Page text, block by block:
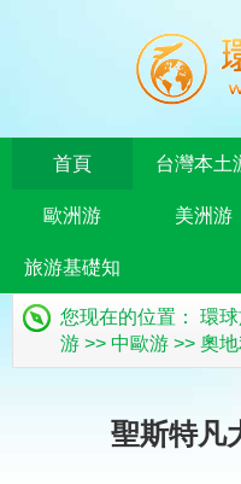
首頁 台灣本土
歐洲游 美洲游
旅游基礎知
識
您现在的位置： 環
游 >> 中歐游 >> 奧
聖斯特凡